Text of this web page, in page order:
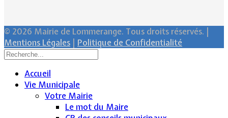
© 2026 Mairie de Lommerange. Tous droits réservés. |
Mentions Légales
Politique de Confidentialité
Accueil
Vie Municipale
Votre Mairie
Le mot du Maire